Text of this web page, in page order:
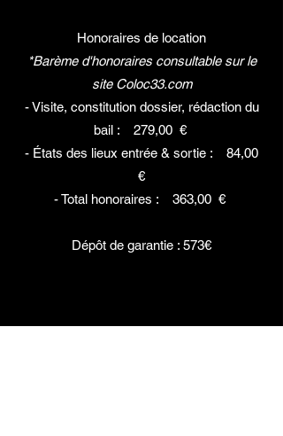
Honoraires de location
*Barème d'honoraires consultable sur le
site Coloc33.com
- Visite, constitution dossier, rédaction du
bail : 279,00 €
- États des lieux entrée & sortie : 84,00
€
- Total honoraires : 363,00 €
Dépôt de garantie : 573€